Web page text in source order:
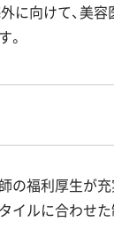
に向けて、美
。
の福利厚生が
イルに合わせ